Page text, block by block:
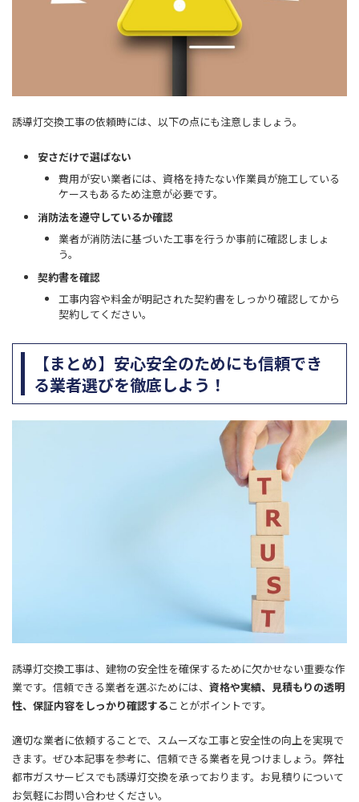
誘導灯交換工事の依頼時には、以下の点にも注意しましょう。
安さだけで選ばない
費用が安い業者には、資格を持たない作業員が施工している
ケースもあるため注意が必要です。
消防法を遵守しているか確認
業者が消防法に基づいた工事を行うか事前に確認しましょ
う。
契約書を確認
工事内容や料金が明記された契約書をしっかり確認してから
契約してください。
【まとめ】安心安全のためにも信頼でき
る業者選びを徹底しよう！
誘導灯交換工事は、建物の安全性を確保するために欠かせない重要な作
業です。信頼できる業者を選ぶためには、 資格や実績、見積もりの透明
性、保証内容をしっかり確認することがポイントです。
適切な業者に依頼することで、スムーズな工事と安全性の向上を実現で
きます。ぜひ本記事を参考に、信頼できる業者を見つけましょう。 弊社
都市ガスサービスでも誘導灯交換を承っております。お見積りについて
お気軽にお問い合わせください。